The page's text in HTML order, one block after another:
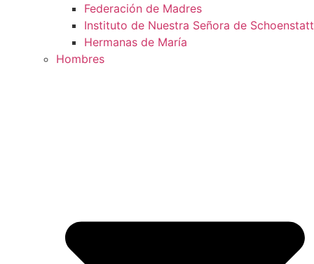
Federación de Madres
Instituto de Nuestra Señora de Schoenstatt
Hermanas de María
Hombres